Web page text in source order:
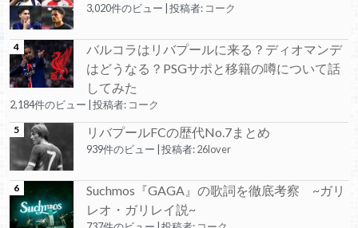
3,020件のビュー 投稿者: コーク
バルコラはリバプールに来る？ディオマンデ
はどうなる？PSGサポと移籍の噂について話
してみた
2,184件のビュー 投稿者: コーク
リバプールFCの歴代No.7まとめ
939件のビュー 投稿者:26lover
Suchmos『GAGA』の歌詞を徹底考察 ~ガリ
レオ・ガリレイ説~